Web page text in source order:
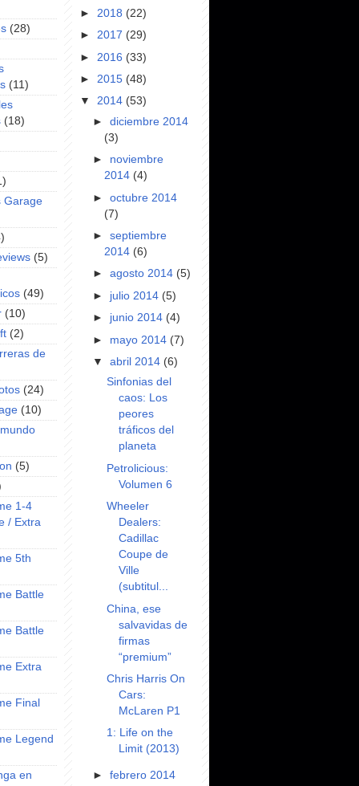
(28)
(11)
(18)
Garage
(5)
(49)
(10)
(2)
de
(24)
(10)
(5)
1-4
/ Extra
5th
Battle
Battle
Extra
Final
Legend
en
► 2018 (22)
► 2017 (29)
► 2016 (33)
► 2015 (48)
▼ 2014 (53)
►diciembre 2014
(3)
► noviembre
2014 (4)
►octubre 2014
(7)
►septiembre
2014 (6)
►agosto 2014 (5)
► julio 2014 (5)
► junio 2014 (4)
► mayo 2014 (7)
▼abril 2014 (6)
Sinfonias del
caos: Los
peores
tráficos del
planeta
Petrolicious:
Volumen 6
Wheeler
Dealers:
Cadillac
Coupe de
Ville
(subtitul...
China, ese
salvavidas de
firmas
“premium”
Chris Harris On
Cars:
McLaren P1
1: Life on the
Limit (2013)
►febrero 2014